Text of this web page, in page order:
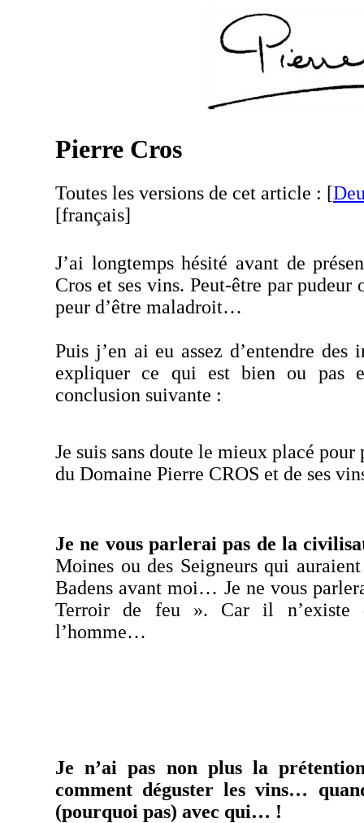
Pierre Cros
Toutes les versions de cet article : [
[français]
J’ai longtemps hésité avant de
Cros et ses vins. Peut-être par
peur d’être maladroit…
Puis j’en ai eu assez d’entendre des
expliquer ce qui est bien ou pas
conclusion suivante :
Je suis sans doute le mieux placé pour
du Domaine Pierre CROS et de ses
Je ne vous parlerai pas de la
Moines ou des Seigneurs qui
Badens avant moi… Je ne vous
Terroir de feu ». Car il n’existe
l’homme…
Je n’ai pas non plus la
comment déguster les vins…
(pourquoi pas) avec qui… !